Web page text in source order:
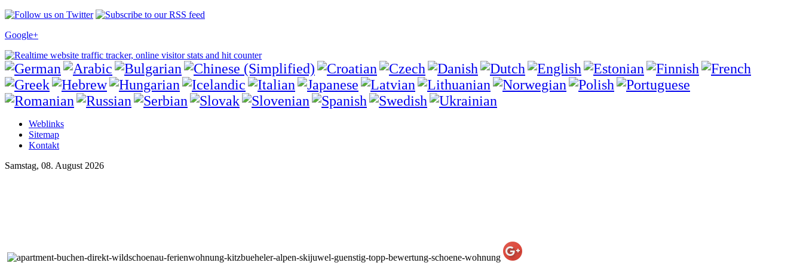
Google+
Weblinks
Sitemap
Kontakt
Samstag, 08. August 2026